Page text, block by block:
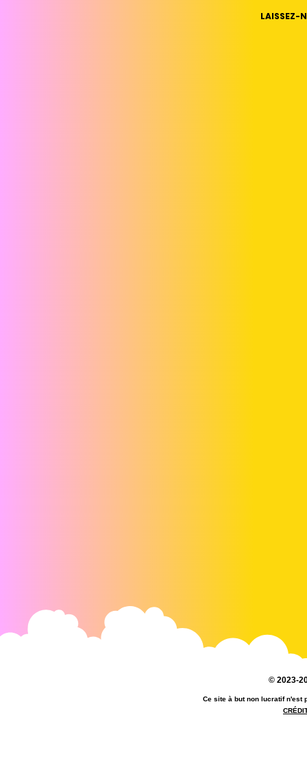
LAISSEZ-
© 2023-
Ce site à but non lucratif n'est
référentiel anne disney - référentiel